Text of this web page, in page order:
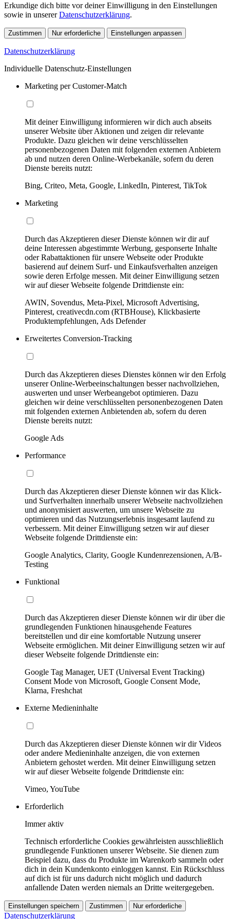
Erkundige dich bitte vor deiner Einwilligung in den Einstellungen
sowie in unsererDatenschutzerklärung.
Zustimmen Nur erforderliche Einstellungen anpassen
Datenschutzerklärung
Individuelle Datenschutz-Einstellungen
Marketing per Customer-Match
Mit deiner Einwilligung informieren wir dich auch abseits
unserer Website über Aktionen und zeigen dir relevante
Produkte. Dazu gleichen wir deine verschlüsselten
personenbezogenen Daten mit folgenden externen Anbietern
ab und nutzen deren Online-Werbekanäle, sofern du deren
Dienste bereits nutzt:
Bing, Criteo, Meta, Google, LinkedIn, Pinterest, TikTok
Marketing
Durch das Akzeptieren dieser Dienste können wir dir auf
deine Interessen abgestimmte Werbung, gesponserte Inhalte
oder Rabattaktionen für unsere Webseite oder Produkte
basierend auf deinem Surf- und Einkaufsverhalten anzeigen
sowie deren Erfolge messen. Mit deiner Einwilligung setzen
wir auf dieser Webseite folgende Drittdienste ein:
AWIN, Sovendus, Meta-Pixel, Microsoft Advertising,
Pinterest, creativecdn.com (RTBHouse), Klickbasierte
Produktempfehlungen, Ads Defender
Erweitertes Conversion-Tracking
Durch das Akzeptieren dieses Dienstes können wir den Erfolg
unserer Online-Werbeeinschaltungen besser nachvollziehen,
auswerten und unser Werbeangebot optimieren. Dazu
gleichen wir deine verschlüsselten personenbezogenen Daten
mit folgenden externen Anbietenden ab, sofern du deren
Dienste bereits nutzt:
Google Ads
Performance
Durch das Akzeptieren dieser Dienste können wir das Klick-
und Surfverhalten innerhalb unserer Webseite nachvollziehen
und anonymisiert auswerten, um unsere Webseite zu
optimieren und das Nutzungserlebnis insgesamt laufend zu
verbessern. Mit deiner Einwilligung setzen wir auf dieser
Webseite folgende Drittdienste ein:
Google Analytics, Clarity, Google Kundenrezensionen, A/B-
Testing
Funktional
Durch das Akzeptieren dieser Dienste können wir dir über die
grundlegenden Funktionen hinausgehende Features
bereitstellen und dir eine komfortable Nutzung unserer
Webseite ermöglichen. Mit deiner Einwilligung setzen wir auf
dieser Webseite folgende Drittdienste ein:
Google Tag Manager, UET (Universal Event Tracking)
Consent Mode von Microsoft, Google Consent Mode,
Klarna, Freshchat
Externe Medieninhalte
Durch das Akzeptieren dieser Dienste können wir dir Videos
oder andere Medieninhalte anzeigen, die von externen
Anbietern gehostet werden. Mit deiner Einwilligung setzen
wir auf dieser Webseite folgende Drittdienste ein:
Vimeo, YouTube
Erforderlich
Immer aktiv
Technisch erforderliche Cookies gewährleisten ausschließlich
grundlegende Funktionen unserer Webseite. Sie dienen zum
Beispiel dazu, dass du Produkte im Warenkorb sammeln oder
dich in dein Kundenkonto einloggen kannst. Ein Rückschluss
auf dich ist für uns dadurch nicht möglich und dadurch
anfallende Daten werden niemals an Dritte weitergegeben.
Einstellungen speichern Zustimmen Nur erforderliche
Datenschutzerklärung